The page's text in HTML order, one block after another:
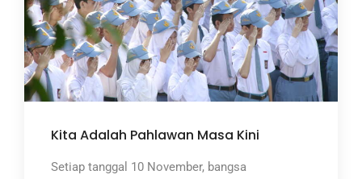
Kita Adalah Pahlawan Masa Kini
Setiap tanggal 10 November, bangsa